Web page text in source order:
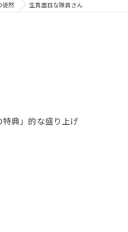
徒然 生真面目な隊員さん
典」的な盛り上げ